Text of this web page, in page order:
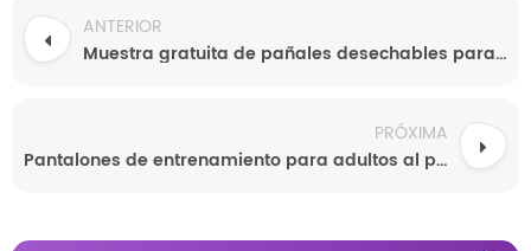
ANTERIOR
Muestra gratuita de pañales desechables para adultos de alta absorción
PRÓXIMA
Pantalones de entrenamiento para adultos al por mayor (fabricación de equipos originales).